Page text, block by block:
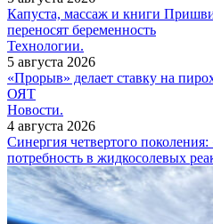
Капуста, массаж и книги
переносят беременность
Технологии.
5 августа 2026
«Прорыв» делает ставку на
ОЯТ
Новости.
4 августа 2026
Синергия четвертого поколения:
потребность в жидкосолевых